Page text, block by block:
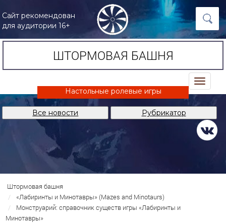
Сайт рекомендован
для аудитории 16+
ШТОРМОВАЯ БАШНЯ
trk
Настольные ролевые игры
Все новости Рубрикатор
Штормовая башня
«Лабиринты и Минотавры» (Mazes and Minotaurs)
Монструарий: справочник существ игры «Лабиринты и
Минотавры»